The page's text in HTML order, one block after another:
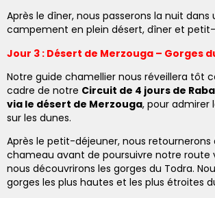
Après le dîner, nous passerons la nuit dans un luxueux
campement en plein désert, dîner et
Jour 3 : Désert de Merzouga – Gorges
Notre guide chamellier nous réveillera tôt ce matin, dans le
cadre de notre Circuit de 4 jours de
via le désert de Merzouga, pour admirer
sur les dunes.
Après le petit-déjeuner, nous retournerons à l’hôtel à dos de
chameau avant de poursuivre notre route
nous découvrirons les gorges du Todra.
gorges les plus hautes et les plus étroites